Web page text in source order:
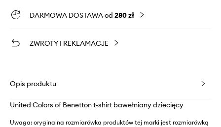
DARMOWA DOSTAWA od 280 zł
ZWROTY I REKLAMACJE
Opis produktu
United Colors of Benetton t-shirt bawełniany dziecięcy
Uwaga: oryginalna rozmiarówka produktów tej marki jest rozmiarówką